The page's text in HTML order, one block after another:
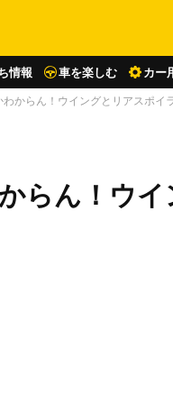
情報 車を楽しむ カー
からん！ウイングとリアスポイ
らん！ウ